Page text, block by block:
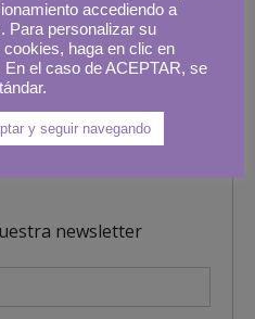
accediendo a
Para personalizar su
haga en clic en
el caso de ACEPTAR, se
y seguir navegando